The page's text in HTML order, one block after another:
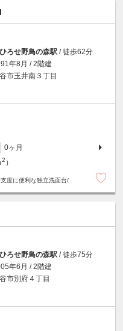
ひろせ野鳥の森駅 / 徒歩62分
年8月 / 2階建
市玉井南３丁目
0ヶ月
2 ）
度に便利な独立洗面台/
ひろせ野鳥の森駅 / 徒歩75分
年6月 / 2階建
市別府４丁目